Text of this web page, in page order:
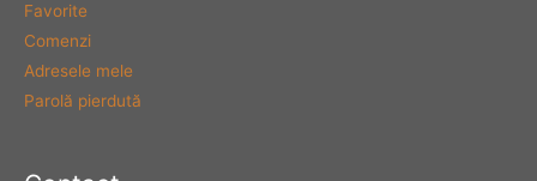
Favorite
Comenzi
Adresele mele
Parolă pierdută